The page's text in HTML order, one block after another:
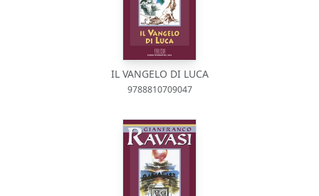
IL VANGELO DI LUCA
9788810709047